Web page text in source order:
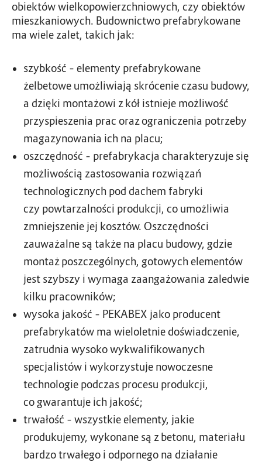
obiektów wielkopowierzchniowych, czy obiektów
mieszkaniowych. Budownictwo prefabrykowane
ma wiele zalet, takich jak:
szybkość – elementy prefabrykowane
żelbetowe umożliwiają skrócenie czasu budowy,
a dzięki montażowi z kół istnieje możliwość
przyspieszenia prac oraz ograniczenia potrzeby
magazynowania ich na placu;
oszczędność – prefabrykacja charakteryzuje się
możliwością zastosowania rozwiązań
technologicznych pod dachem fabryki
czy powtarzalności produkcji, co umożliwia
zmniejszenie jej kosztów. Oszczędności
zauważalne są także na placu budowy, gdzie
montaż poszczególnych, gotowych elementów
jest szybszy i wymaga zaangażowania zaledwie
kilku pracowników;
wysoka jakość – PEKABEX jako producent
prefabrykatów ma wieloletnie doświadczenie,
zatrudnia wysoko wykwalifikowanych
specjalistów i wykorzystuje nowoczesne
technologie podczas procesu produkcji,
co gwarantuje ich jakość;
trwałość – wszystkie elementy, jakie
produkujemy, wykonane są z betonu, materiału
bardzo trwałego i odpornego na działanie